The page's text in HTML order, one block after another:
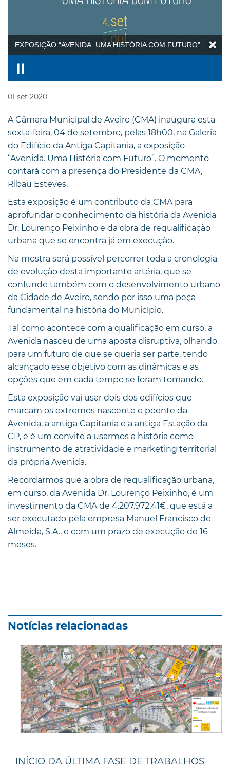
EXPOSIÇÃO “AVENIDA. UMA HISTÓRIA COM FUTURO”
01 set 2020
A Câmara Municipal de Aveiro (CMA) inaugura esta
sexta-feira, 04 de setembro, pelas 18h00, na Galeria
do Edifício da Antiga Capitania, a exposição
“Avenida. Uma História com Futuro”. O momento
contará com a presença do Presidente da CMA,
Ribau Esteves.
Esta exposição é um contributo da CMA para
aprofundar o conhecimento da história da Avenida
Dr. Lourenço Peixinho e da obra de requalificação
urbana que se encontra já em execução.
Na mostra será possível percorrer toda a cronologia
de evolução desta importante artéria, que se
confunde também com o desenvolvimento urbano
da Cidade de Aveiro, sendo por isso uma peça
fundamental na história do Município.
Tal como acontece com a qualificação em curso, a
Avenida nasceu de uma aposta disruptiva, olhando
para um futuro de que se queria ser parte, tendo
alcançado esse objetivo com as dinâmicas e as
opções que em cada tempo se foram tomando.
Esta exposição vai usar dois dos edifícios que
marcam os extremos nascente e poente da
Avenida, a antiga Capitania e a antiga Estação da
CP, e é um convite a usarmos a história como
instrumento de atratividade e marketing territorial
da própria Avenida.
Recordarmos que a obra de requalificação urbana,
em curso, da Avenida Dr. Lourenço Peixinho, é um
investimento da CMA de 4.207.972,41€, que está a
ser executado pela empresa Manuel Francisco de
Almeida, S.A., e com um prazo de execução de 16
meses.
Notícias relacionadas
INÍCIO DA ÚLTIMA FASE DE TRABALHOS